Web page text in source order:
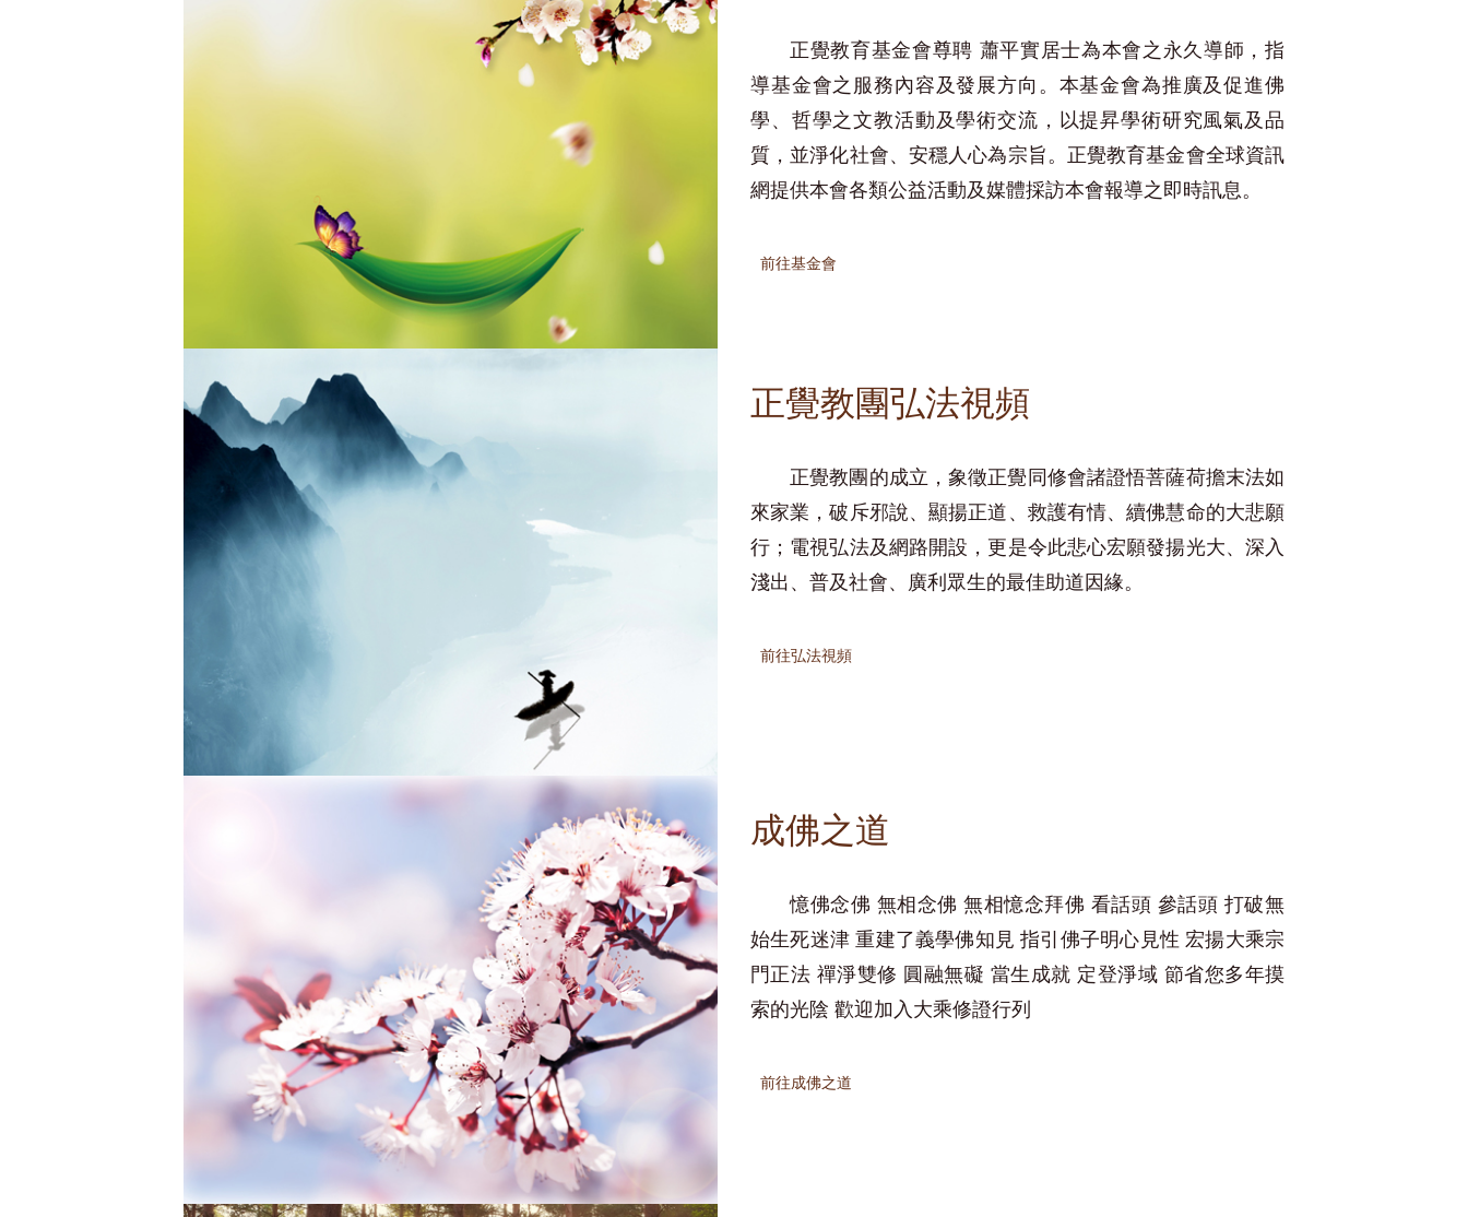
正覺教育基金會尊聘 蕭平實居士為本會之永久導師，指
導基金會之服務內容及發展方向。本基金會為推廣及促進佛
學、哲學之文教活動及學術交流，以提昇學術研究風氣及品
質，並淨化社會、安穩人心為宗旨。正覺教育基金會全球資訊
網提供本會各類公益活動及媒體採訪本會報導之即時訊息。
前往基金會
正覺教團弘法視頻
正覺教團的成立，象徵正覺同修會諸證悟菩薩荷擔末法如
來家業，破斥邪說、顯揚正道、救護有情、續佛慧命的大悲願
行；電視弘法及網路開設，更是令此悲心宏願發揚光大、深入
淺出、普及社會、廣利眾生的最佳助道因緣。
前往弘法視頻
成佛之道
憶佛念佛 無相念佛 無相憶念拜佛 看話頭 參話頭 打破無
始生死迷津 重建了義學佛知見 指引佛子明心見性 宏揚大乘宗
門正法 禪淨雙修 圓融無礙 當生成就 定登淨域 節省您多年摸
索的光陰 歡迎加入大乘修證行列
前往成佛之道